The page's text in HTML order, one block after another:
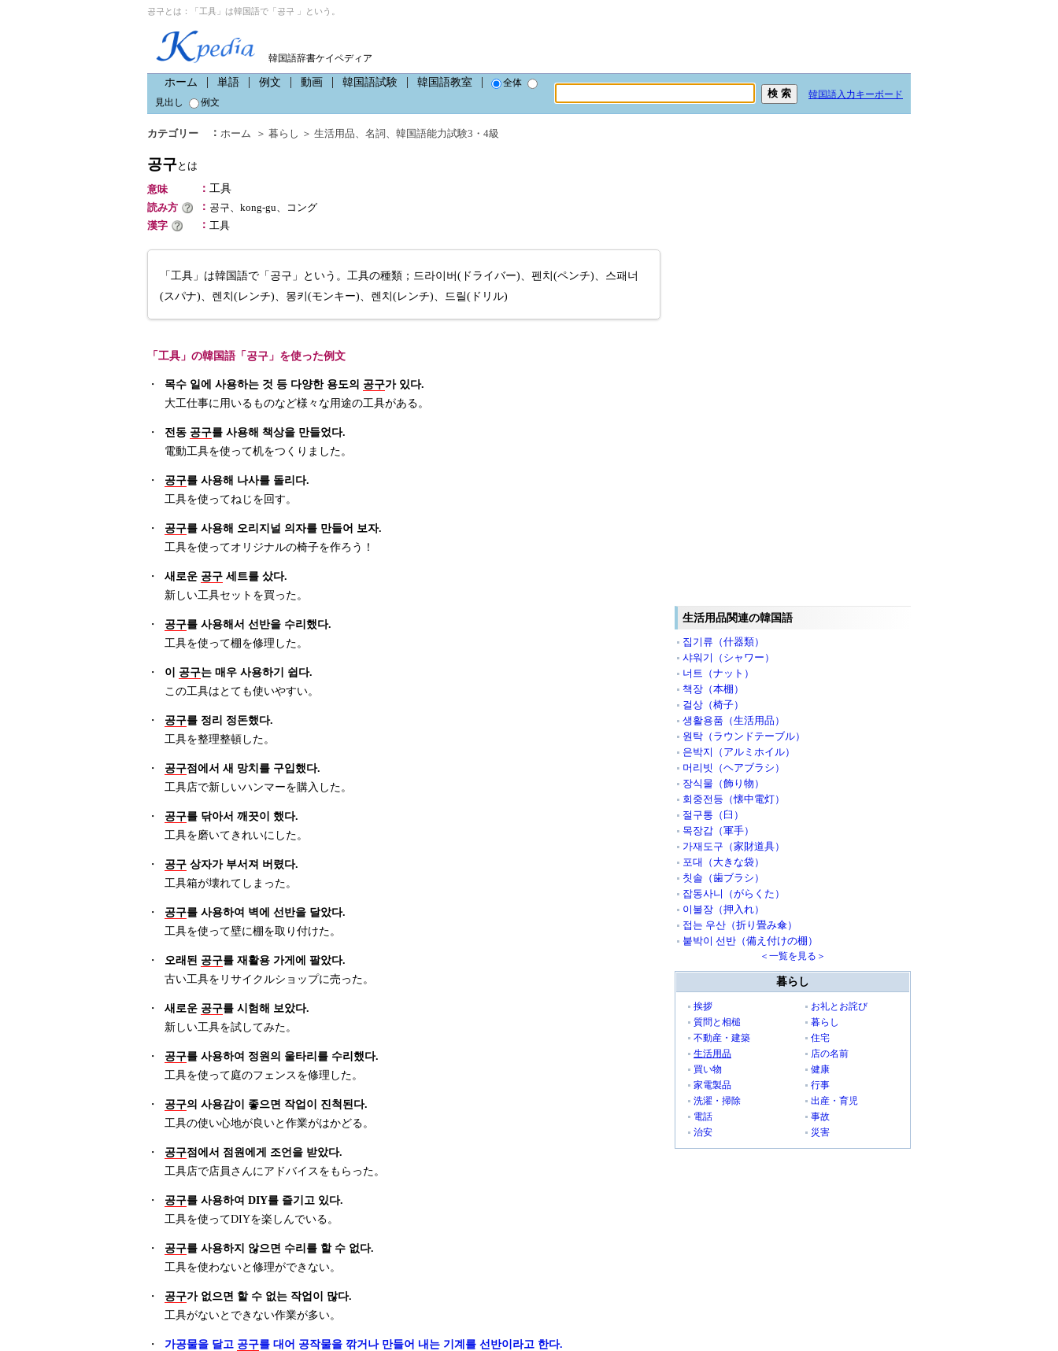
공구とは：「工具」は韓国語で「공구 」という。
韓国語辞書ケイペディア
ホーム 単語 例文 動画 韓国語試験 韓国語教室
全体
見出し
例文
韓国語入力キーボード
カテゴリー ： ホーム ＞ 暮らし ＞ 生活用品、 名詞 、 韓国語能力試験3・4級
공구とは
意味
： 工具
読み方
： 공구、kong-gu、コング
漢字
： 工具
「工具」は韓国語で「공구」という。工具の種類；드라이버(ドライバー)、펜치(ペンチ)、스패너
(スパナ)、렌치(レンチ)、몽키(モンキー)、렌치(レンチ)、드릴(ドリル)
「工具」の韓国語「공구」を使った例文
・ 목수 일에 사용하는 것 등 다양한 용도의 공구가 있다.
大工仕事に用いるものなど様々な用途の工具がある。
・ 전동 공구를 사용해 책상을 만들었다.
電動工具を使って机をつくりました。
・ 공구를 사용해 나사를 돌리다.
工具を使ってねじを回す。
・ 공구를 사용해 오리지널 의자를 만들어 보자.
工具を使ってオリジナルの椅子を作ろう！
・ 새로운 공구 세트를 샀다.
新しい工具セットを買った。
・ 공구를 사용해서 선반을 수리했다.
工具を使って棚を修理した。
・ 이 공구는 매우 사용하기 쉽다.
この工具はとても使いやすい。
・ 공구를 정리 정돈했다.
工具を整理整頓した。
・ 공구점에서 새 망치를 구입했다.
工具店で新しいハンマーを購入した。
・ 공구를 닦아서 깨끗이 했다.
工具を磨いてきれいにした。
・ 공구 상자가 부서져 버렸다.
工具箱が壊れてしまった。
・ 공구를 사용하여 벽에 선반을 달았다.
工具を使って壁に棚を取り付けた。
・ 오래된 공구를 재활용 가게에 팔았다.
古い工具をリサイクルショップに売った。
・ 새로운 공구를 시험해 보았다.
新しい工具を試してみた。
・ 공구를 사용하여 정원의 울타리를 수리했다.
工具を使って庭のフェンスを修理した。
・ 공구의 사용감이 좋으면 작업이 진척된다.
工具の使い心地が良いと作業がはかどる。
・ 공구점에서 점원에게 조언을 받았다.
工具店で店員さんにアドバイスをもらった。
・ 공구를 사용하여 DIY를 즐기고 있다.
工具を使ってDIYを楽しんでいる。
・ 공구를 사용하지 않으면 수리를 할 수 없다.
工具を使わないと修理ができない。
・ 공구가 없으면 할 수 없는 작업이 많다.
工具がないとできない作業が多い。
・ 가공물을 달고 공구를 대어 공작물을 깎거나 만들어 내는 기계를 선반이라고 한다.
生活用品関連の韓国語
집기류（什器類）
샤워기（シャワー）
너트（ナット）
책장（本棚）
걸상（椅子）
생활용품（生活用品）
원탁（ラウンドテーブル）
은박지（アルミホイル）
머리빗（ヘアブラシ）
장식물（飾り物）
회중전등（懐中電灯）
절구통（臼）
목장갑（軍手）
가재도구（家財道具）
포대（大きな袋）
칫솔（歯ブラシ）
잡동사니（がらくた）
이불장（押入れ）
접는 우산（折り畳み傘）
붙박이 선반（備え付けの棚）
＜一覧を見る＞
暮らし
挨拶
お礼とお詫び
質問と相槌
暮らし
不動産・建築
住宅
生活用品
店の名前
買い物
健康
家電製品
行事
洗濯・掃除
出産・育児
電話
事故
治安
災害